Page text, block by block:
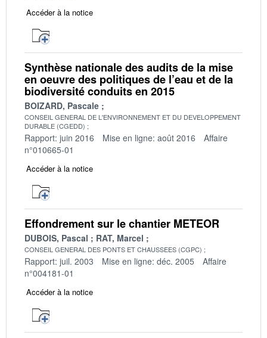
Accéder à la notice
Synthèse nationale des audits de la mise
en oeuvre des politiques de l’eau et de la
biodiversité conduits en 2015
BOIZARD, Pascale
CONSEIL GENERAL DE L'ENVIRONNEMENT ET DU DEVELOPPEMENT
DURABLE (CGEDD)
Rapport: juin 2016 Mise en ligne: août 2016
Affaire
n°010665-01
Accéder à la notice
Effondrement sur le chantier METEOR
DUBOIS, Pascal RAT, Marcel
CONSEIL GENERAL DES PONTS ET CHAUSSEES (CGPC)
Rapport: juil. 2003 Mise en ligne: déc. 2005
Affaire
n°004181-01
Accéder à la notice